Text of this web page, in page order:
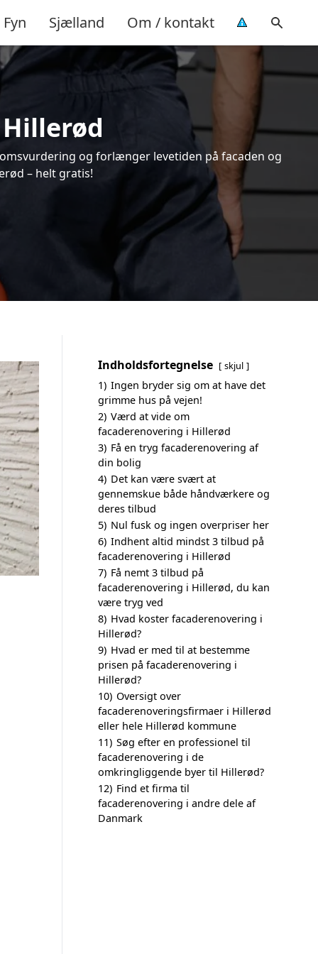
Fyn Sjælland Om / kontakt
og forlænger levetiden på facaden og
– helt gratis!
Indholdsfortegnelse skjul
1) Ingen bryder sig om at have det
grimme hus på vejen!
2) Værd at vide om
facaderenovering i Hillerød
3) Få en tryg facaderenovering af
din bolig
4) Det kan være svært at
gennemskue både håndværkere og
deres tilbud
5) Nul fusk og ingen overpriser her
6) Indhent altid mindst 3 tilbud på
facaderenovering i Hillerød
7) Få nemt 3 tilbud på
facaderenovering i Hillerød, du kan
være tryg ved
8) Hvad koster facaderenovering i
Hillerød?
9) Hvad er med til at bestemme
prisen på facaderenovering i
Hillerød?
10) Oversigt over
facaderenoveringsfirmaer i Hillerød
eller hele Hillerød kommune
11) Søg efter en professionel til
facaderenovering i de
omkringliggende byer til Hillerød?
12) Find et firma til
facaderenovering i andre dele af
Danmark